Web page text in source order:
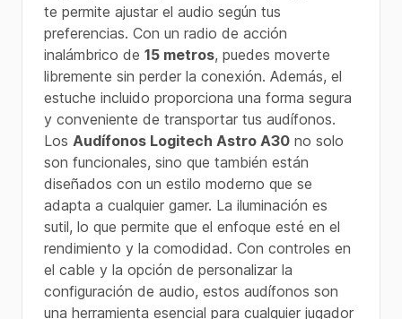
te permite ajustar el audio según tus
preferencias. Con un radio de acción
inalámbrico de 15 metros, puedes moverte
libremente sin perder la conexión. Además, el
estuche incluido proporciona una forma segura
y conveniente de transportar tus audífonos.
Los Audífonos Logitech Astro A30 no solo
son funcionales, sino que también están
diseñados con un estilo moderno que se
adapta a cualquier gamer. La iluminación es
sutil, lo que permite que el enfoque esté en el
rendimiento y la comodidad. Con controles en
el cable y la opción de personalizar la
configuración de audio, estos audífonos son
una herramienta esencial para cualquier jugador